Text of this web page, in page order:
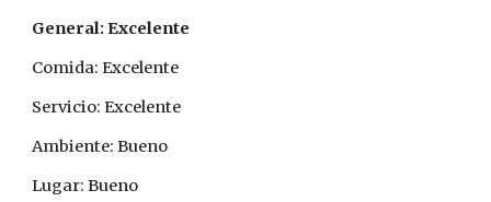
General: Excelente
Comida: Excelente
Servicio: Excelente
Ambiente: Bueno
Lugar: Bueno